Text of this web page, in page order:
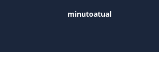
minutoatual